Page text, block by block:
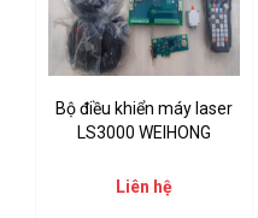
Bộ điều khiển máy laser
LS3000 WEIHONG
Liên hệ